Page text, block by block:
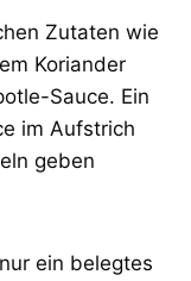
Zutaten wie
Koriander
Sauce. Ein
im Aufstrich
geben
ein belegtes